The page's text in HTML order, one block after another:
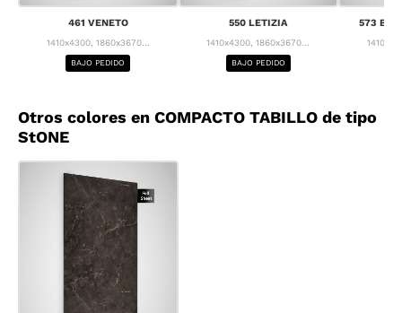
461 VENETO
1410x4300, 1860x3670...
BAJO PEDIDO
550 LETIZIA
1410x4300, 1860x3670...
BAJO PEDIDO
573
Otros colores en COMPACTO TABILLO de tipo
StONE